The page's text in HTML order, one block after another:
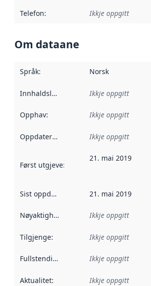
Telefon: Ikkje oppgitt
Om dataane
Språk: Norsk
Innhaldsleverandørar :
Ikkje oppgitt
Opphav: Ikkje oppgitt
Oppdateringsfrekvens :
Ikkje oppgitt
Først utgjeve:
21. mai 2019
Sist oppdatert 21. mai 2019
Nøyaktigheit Ikkje oppgitt
Tilgjenge: Ikkje oppgitt
Fullstendigheit Ikkje oppgitt
Aktualitet: Ikkje oppgitt